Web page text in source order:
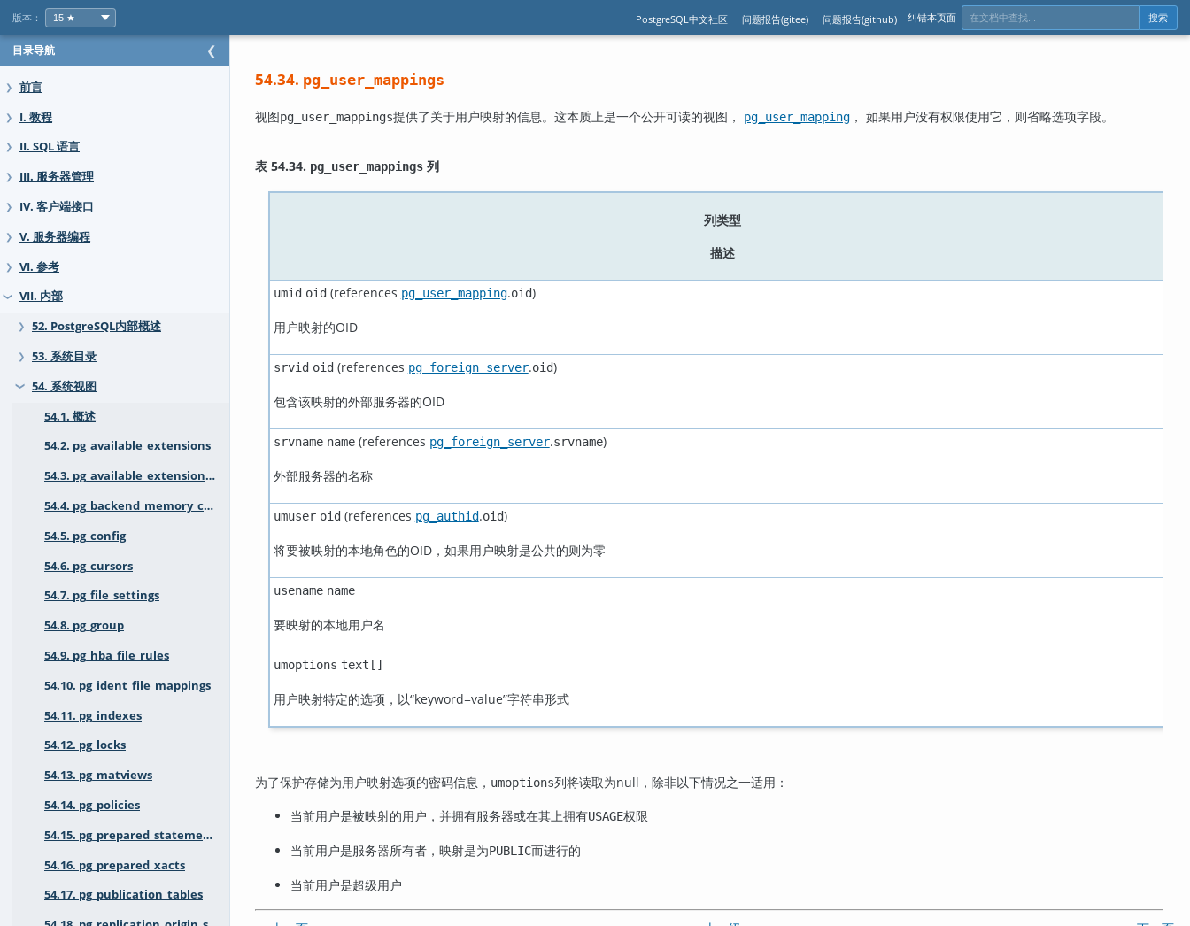
版本： PostgreSQL中文社区 问题报告(gitee) 问题报告(github) 纠错本页面 搜索
目录导航 ❮
❯ 前言
❯ I. 教程
❯ II. SQL 语言
❯ III. 服务器管理
❯ IV. 客户端接口
❯ V. 服务器编程
❯ VI. 参考
❯ VII. 内部
❯ 52. PostgreSQL内部概述
❯ 53. 系统目录
❯
54. 系统视图
54.1. 概述
54.2. pg_available_extensions
54.3. pg_available_extension_versions
54.4. pg_backend_memory_contexts
54.5. pg_config
54.6. pg_cursors
54.7. pg_file_settings
54.8. pg_group
54.9. pg_hba_file_rules
54.10. pg_ident_file_mappings
54.11. pg_indexes
54.12. pg_locks
54.13. pg_matviews
54.14. pg_policies
54.15. pg_prepared_statements
54.16. pg_prepared_xacts
54.17. pg_publication_tables
54.34. pg_user_mappings
视图pg_user_mappings提供了关于用户映射的信息。这本质上是一个公开可读的视图， pg_user_mapping ， 如果用户没有权限使用它，则省略选项字段。
表 54.34. pg_user_mappings 列
列类型
描述
umid oid(references pg_user_mapping.oid)
用户映射的OID
srvid oid(references pg_foreign_server.oid)
包含该映射的外部服务器的OID
srvname name(references pg_foreign_server.srvname)
外部服务器的名称
umuser oid(references pg_authid.oid)
将要被映射的本地角色的OID，如果用户映射是公共的则为零
usename name
要映射的本地用户名
umoptions text[]
用户映射特定的选项，以“keyword=value”字符串形式
为了保护存储为用户映射选项的密码信息， umoptions列将读取为null，除非以下情况之一适用：
当前用户是被映射的用户，并拥有服务器或在其上拥有USAGE权限
当前用户是服务器所有者，映射是为PUBLIC而进行的
当前用户是超级用户